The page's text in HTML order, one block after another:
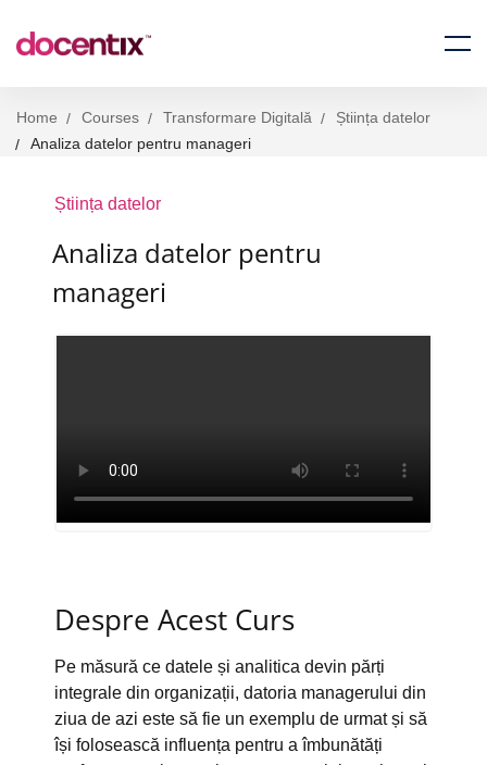
Home Courses Transformare Digitală
Știința datelor
Analiza datelor pentru manageri
Știința datelor
Analiza datelor pentru
manageri
Despre Acest Curs
Pe măsură ce datele și analitica devin părți
integrale din organizații, datoria managerului din
ziua de azi este să fie un exemplu de urmat și să
își folosească influența pentru a îmbunătăți